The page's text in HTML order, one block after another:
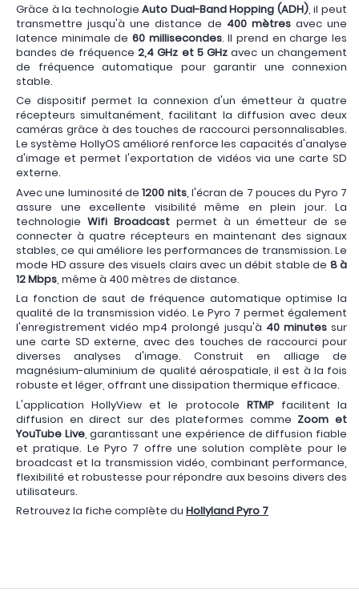
Grâce à la technologieAuto Dual-Band Hopping (ADH), il peut
transmettre jusqu'à une distance de 400 mètresavec une
latence minimale de 60 millisecondes. Il prend en charge les
bandes de fréquence 2,4 GHz et 5 GHz avec un changement
de fréquence automatique pour garantir une connexion
stable.
Ce dispositif permet la connexion d'un émetteur à quatre
récepteurs simultanément, facilitant la diffusion avec deux
caméras grâce à des touches de raccourci personnalisables.
Le système HollyOS amélioré renforce les capacités d'analyse
d'image et permet l'exportation de vidéos via une carte SD
externe.
Avec une luminosité de1200 nits, l'écran de 7 pouces du Pyro 7
assure une excellente visibilité même en plein jour. La
technologie Wifi Broadcastpermet à un émetteur de se
connecter à quatre récepteurs en maintenant des signaux
stables, ce qui améliore les performances de transmission. Le
mode HD assure des visuels clairs avec un débit stable de 8 à
12 Mbps , même à 400 mètres de distance.
La fonction de saut de fréquence automatique optimise la
qualité de la transmission vidéo. Le Pyro 7 permet également
l'enregistrement vidéo mp4 prolongé jusqu'à 40 minutessur
une carte SD externe, avec des touches de raccourci pour
diverses analyses d'image. Construit en alliage de
magnésium-aluminium de qualité aérospatiale, il est à la fois
robuste et léger, offrant une dissipation thermique efficace.
L'application HollyView et le protocole RTMPfacilitent la
diffusion en direct sur des plateformes comme Zoom et
YouTube Live, garantissant une expérience de diffusion fiable
et pratique. Le Pyro 7 offre une solution complète pour le
broadcast et la transmission vidéo, combinant performance,
flexibilité et robustesse pour répondre aux besoins divers des
utilisateurs.
Retrouvez la fiche complète du Hollyland Pyro 7